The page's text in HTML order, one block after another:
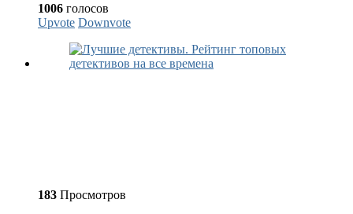
1006 голосов
Upvote Downvote
183 Просмотров